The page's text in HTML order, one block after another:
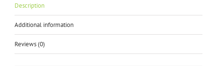
Description
Additional information
Reviews (0)